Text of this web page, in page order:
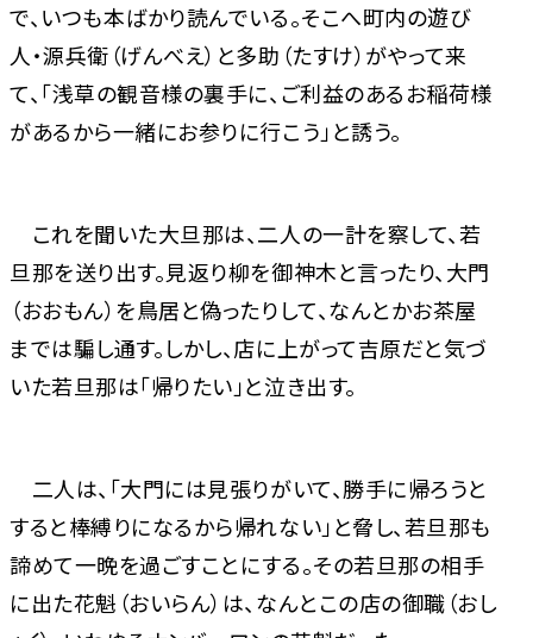
で、いつも本ばかり読んでいる。そこへ町内の遊び
人・源兵衛（げんべえ）と多助（たすけ）がやって来
て、「浅草の観音様の裏手に、ご利益のあるお稲荷様
があるから一緒にお参りに行こう」と誘う。
これを聞いた大旦那は、二人の一計を察して、若
旦那を送り出す。見返り柳を御神木と言ったり、大門
（おおもん）を鳥居と偽ったりして、なんとかお茶屋
までは騙し通す。しかし、店に上がって吉原だと気づ
いた若旦那は「帰りたい」と泣き出す。
二人は、「大門には見張りがいて、勝手に帰ろうと
すると棒縛りになるから帰れない」と脅し、若旦那も
諦めて一晩を過ごすことにする。その若旦那の相手
に出た花魁（おいらん）は、なんとこの店の御職（おし